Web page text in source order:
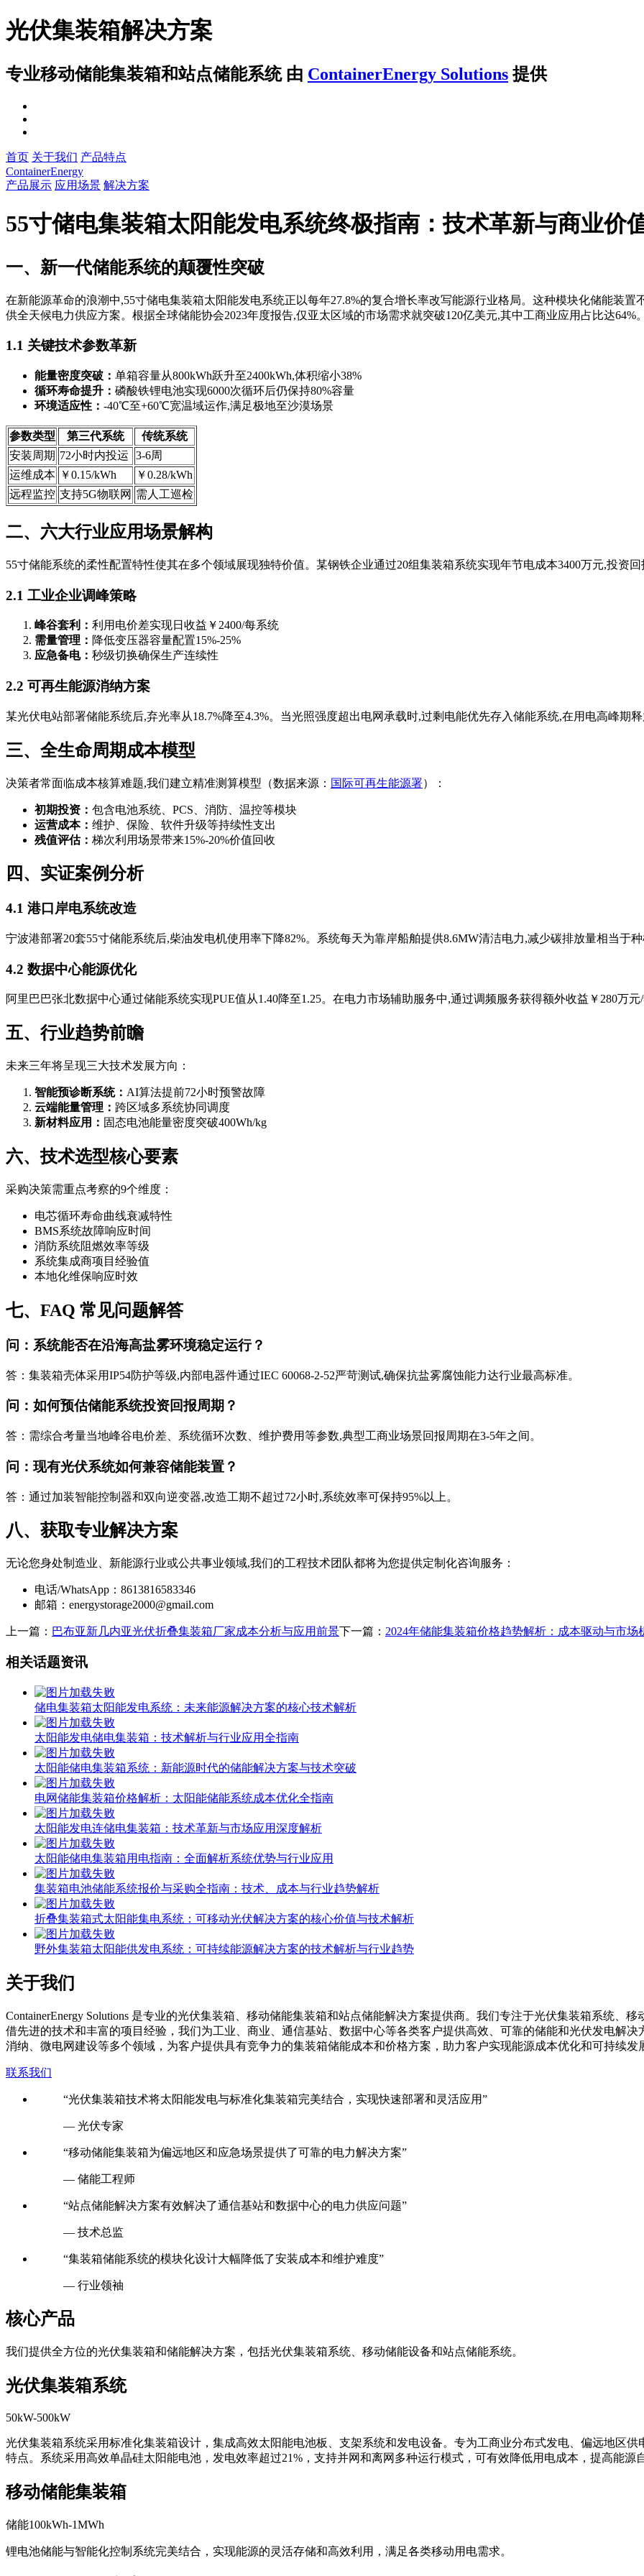
光伏集装箱解决方案
专业移动储能集装箱和站点储能系统 由 ContainerEnergy Solutions 提供
首页 关于我们 产品特点
ContainerEnergy
产品展示 应用场景 解决方案
55寸储电集装箱太阳能发电系统终极指南：技术革新与商业价
一、新一代储能系统的颠覆性突破
在新能源革命的浪潮中,55寸储电集装箱太阳能发电系统正以每年27.8%的复合增长率改写能源行业格局。这种模块化储能装
供全天候电力供应方案。根据全球储能协会2023年度报告,仅亚太区域的市场需求就突破120亿美元,其中工商业应用占比达64%
1.1 关键技术参数革新
能量密度突破： 单箱容量从800kWh跃升至2400kWh,体积缩小38%
循环寿命提升： 磷酸铁锂电池实现6000次循环后仍保持80%容量
环境适应性： -40℃至+60℃宽温域运作,满足极地至沙漠场景
参数类型 第三代系统
传统系统
安装周期 72小时内投运
3-6周
运维成本 ￥0.15/kWh
￥0.28/kWh
远程监控 支持5G物联网 需人工巡检
二、六大行业应用场景解构
55寸储能系统的柔性配置特性使其在多个领域展现独特价值。某钢铁企业通过20组集装箱系统实现年节电成本3400万元,投资
2.1 工业企业调峰策略
峰谷套利： 利用电价差实现日收益￥2400/每系统
需量管理： 降低变压器容量配置15%-25%
应急备电： 秒级切换确保生产连续性
2.2 可再生能源消纳方案
某光伏电站部署储能系统后,弃光率从18.7%降至4.3%。当光照强度超出电网承载时,过剩电能优先存入储能系统,在用电高峰期
三、全生命周期成本模型
决策者常面临成本核算难题,我们建立精准测算模型（数据来源： 国际可再生能源署）：
初期投资： 包含电池系统、PCS、消防、温控等模块
运营成本： 维护、保险、软件升级等持续性支出
残值评估： 梯次利用场景带来15%-20%价值回收
四、实证案例分析
4.1 港口岸电系统改造
宁波港部署20套55寸储能系统后,柴油发电机使用率下降82%。系统每天为靠岸船舶提供8.6MW清洁电力,减少碳排放量相当于
4.2 数据中心能源优化
阿里巴巴张北数据中心通过储能系统实现PUE值从1.40降至1.25。在电力市场辅助服务中,通过调频服务获得额外收益￥280万元
五、行业趋势前瞻
未来三年将呈现三大技术发展方向：
智能预诊断系统： AI算法提前72小时预警故障
云端能量管理： 跨区域多系统协同调度
新材料应用： 固态电池能量密度突破400Wh/kg
六、技术选型核心要素
采购决策需重点考察的9个维度：
电芯循环寿命曲线衰减特性
BMS系统故障响应时间
消防系统阻燃效率等级
系统集成商项目经验值
本地化维保响应时效
七、FAQ 常见问题解答
问：系统能否在沿海高盐雾环境稳定运行？
答：集装箱壳体采用IP54防护等级,内部电器件通过IEC 60068-2-52严苛测试,确保抗盐雾腐蚀能力达行业最高标准。
问：如何预估储能系统投资回报周期？
答：需综合考量当地峰谷电价差、系统循环次数、维护费用等参数,典型工商业场景回报周期在3-5年之间。
问：现有光伏系统如何兼容储能装置？
答：通过加装智能控制器和双向逆变器,改造工期不超过72小时,系统效率可保持95%以上。
八、获取专业解决方案
无论您身处制造业、新能源行业或公共事业领域,我们的工程技术团队都将为您提供定制化咨询服务：
电话/WhatsApp：8613816583346
邮箱： energystorage2000@gmail.com
上一篇： 巴布亚新几内亚光伏折叠集装箱厂家成本分析与应用前景下一篇： 2024年储能集装箱价格趋势解析：成本驱动与市场
相关话题资讯
储电集装箱太阳能发电系统：未来能源解决方案的核心技术解析
太阳能发电储电集装箱：技术解析与行业应用全指南
太阳能储电集装箱系统：新能源时代的储能解决方案与技术突破
电网储能集装箱价格解析：太阳能储能系统成本优化全指南
太阳能发电连储电集装箱：技术革新与市场应用深度解析
太阳能储电集装箱用电指南：全面解析系统优势与行业应用
集装箱电池储能系统报价与采购全指南：技术、成本与行业趋势解析
折叠集装箱式太阳能集电系统：可移动光伏解决方案的核心价值与技术解析
野外集装箱太阳能供发电系统：可持续能源解决方案的技术解析与行业趋势
借先进的技术和丰富的项目经验，我们为工业、商业、通信基站、数据中心等各类客户提供高效、可靠的储能和光伏发电解
消纳、微电网建设等多个领域，为客户提供具有竞争力的集装箱储能成本和价格方案，助力客户实现能源成本优化和可持续发
联系我们
— 光伏专家
“移动储能集装箱为偏远地区和应急场景提供了可靠的电力解决方案”
— 储能工程师
“站点储能解决方案有效解决了通信基站和数据中心的电力供应问题”
— 技术总监
“集装箱储能系统的模块化设计大幅降低了安装成本和维护难度”
— 行业领袖
50kW-500kW
光伏集装箱系统采用标准化集装箱设计，集成高效太阳能电池板、支架系统和发电设备。专为工商业分布式发电、偏远地区
特点。系统采用高效单晶硅太阳能电池，发电效率超过21%，支持并网和离网多种运行模式，可有效降低用电成本，提高能源
锂电池储能与智能化控制系统完美结合，实现能源的灵活存储和高效利用，满足各类移动用电需求。